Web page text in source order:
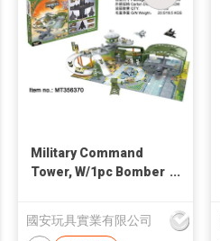
Military Command
Tower, W/1pc Bomber
國安玩具實業有限公司